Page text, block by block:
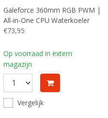
Galeforce 360mm RGB PWM |
All-in-One CPU Waterkoeler
€73,95
Op voorraad in extern
magazijn
Vergelijk